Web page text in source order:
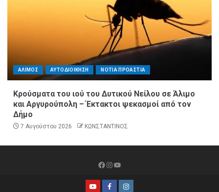
ΑΛΙΜΟΣ ΑΥΤΟΔΙΟΙΚΗΣΗ ΝΟΤΙΑ ΠΡΟΑΣΤΙΑ
Κρούσματα του ιού του Δυτικού Νείλου σε Άλιμο
και Αργυρούπολη – Έκτακτοι ψεκασμοί από τον
Δήμο
7 Αυγούστου 2026 ΚΩΝΣΤΑΝΤΙΝΟΣ